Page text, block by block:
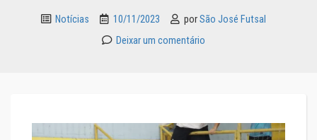
Notícias 10/11/2023 porSão José Futsal
Deixar um comentário